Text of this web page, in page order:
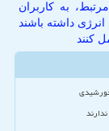
به کاربران
داشته باشند
کنند